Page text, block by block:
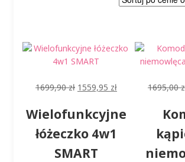
1699,90zł Pierwotna
wynosiła:
1559,95 złAktualna
wynosi:
Wielofunkcyjne
łóżeczko 4w1
SMART
1695,00